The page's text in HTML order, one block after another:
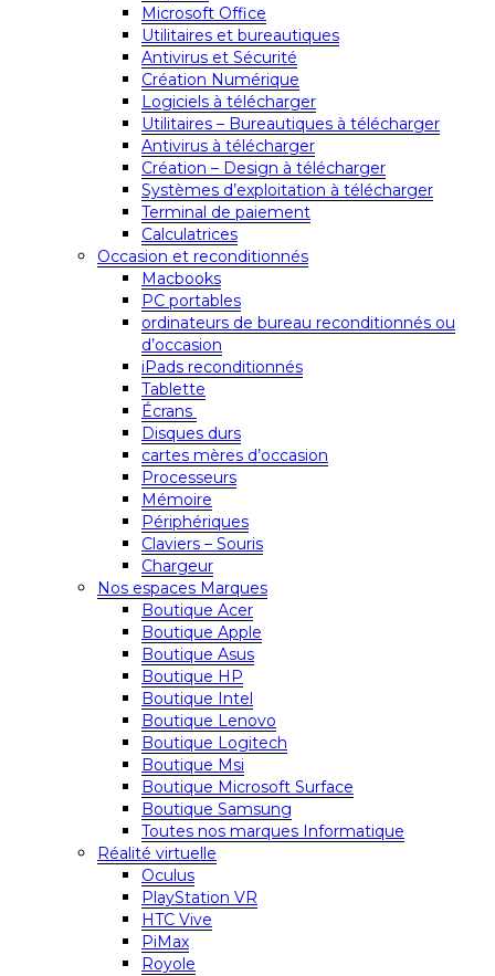
Microsoft Office
Utilitaires et bureautiques
Antivirus et Sécurité
Création Numérique
Logiciels à télécharger
Utilitaires – Bureautiques à télécharger
Antivirus à télécharger
Création – Design à télécharger
Systèmes d’exploitation à télécharger
Terminal de paiement
Calculatrices
Occasion et reconditionnés
Macbooks
PC portables
ordinateurs de bureau reconditionnés ou
d’occasion
iPads reconditionnés
Tablette
Écrans
Disques durs
cartes mères d’occasion
Processeurs
Mémoire
Périphériques
Claviers – Souris
Chargeur
Nos espaces Marques
Boutique Acer
Boutique Apple
Boutique Asus
Boutique HP
Boutique Intel
Boutique Lenovo
Boutique Logitech
Boutique Msi
Boutique Microsoft Surface
Boutique Samsung
Toutes nos marques Informatique
Réalité virtuelle
Oculus
PlayStation VR
HTC Vive
PiMax
Royole